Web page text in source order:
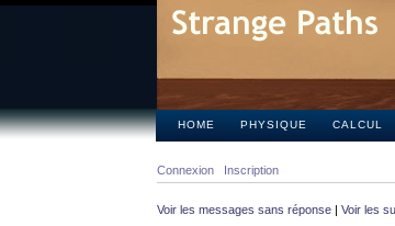
HOME PHYSIQUE CALCUL
Connexion Inscription
Voir les messages sans réponse | Voir les